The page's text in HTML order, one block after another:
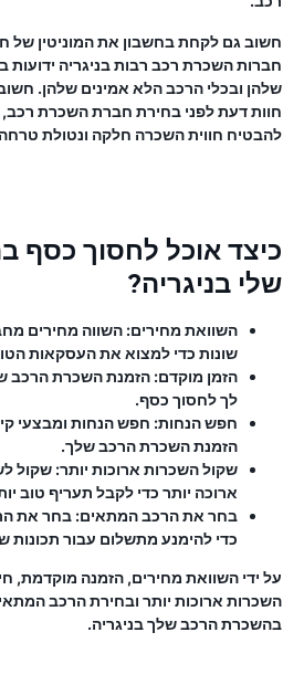
חשוב גם לקחת בחשבון את המוניטין
חברות השכרת רכב רבות בניגריה ידועות
שלהן ובכלי הרכב הלא אמינים שלהן.
חוות דעת לפני בחירת חברת השכרת רכב,
להבטיח חווית השכרה חלקה ונטולת
כיצד אוכל לחסוך כסף
שלי בניגריה?
השוואת מחירים: השווה מחירים
שונות כדי למצוא את העסקאות
הזמן מוקדם: הזמנת השכרת הרכב
לך לחסוך כסף.
חפש הנחות: חפש הנחות ומבצעי
הזמנת השכרת הרכב שלך.
שקול השכרות ארוכות יותר: שקול
ארוכה יותר כדי לקבל תעריף טוב
בחר את הרכב המתאים: בחר את
כדי להימנע מתשלום עבור
על ידי השוואת מחירים, הזמנה מוקדמת,
השכרות ארוכות יותר ובחירת הרכב
בהשכרת הרכב שלך בניגריה.